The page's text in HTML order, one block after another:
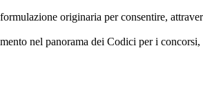
originaria per consentire,
nel panorama dei Codici per i